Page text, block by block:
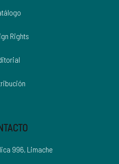
Rights
996, Limache